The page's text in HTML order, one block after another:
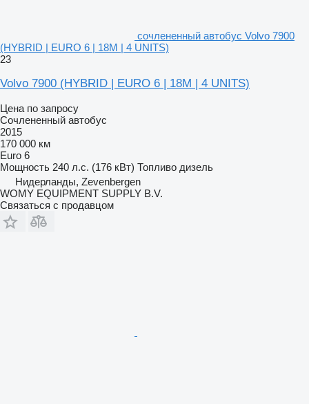
сочлененный автобус Volvo 7900
(HYBRID | EURO 6 | 18M | 4 UNITS)
23
Volvo 7900 (HYBRID | EURO 6 | 18M | 4 UNITS)
Цена по запросу
Сочлененный автобус
2015
170 000 км
Euro 6
Мощность 240 л.с. (176 кВт) Топливо дизель
Нидерланды, Zevenbergen
WOMY EQUIPMENT SUPPLY B.V.
Связаться с продавцом